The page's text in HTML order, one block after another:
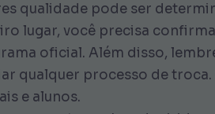
qualidade pode ser
lugar, você precisa
oficial. Além disso,
qualquer processo de
e alunos.